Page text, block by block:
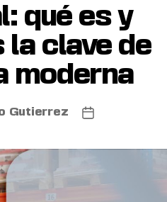
qué es y
la clave de
moderna
Gutierrez